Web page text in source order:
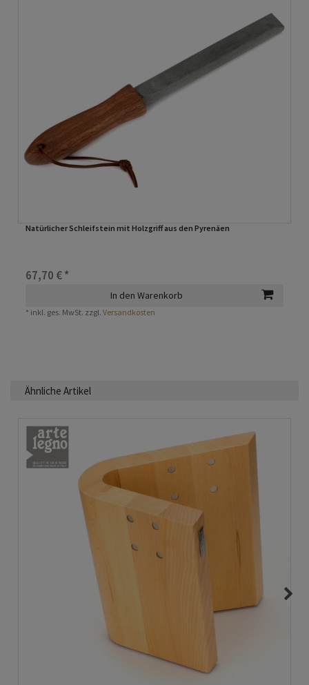
Natürlicher Schleifstein mit Holzgriff aus den Pyrenäen
67,70 € *
In den Warenkorb
* inkl. ges. MwSt. zzgl.Versandkosten
Ähnliche Artikel